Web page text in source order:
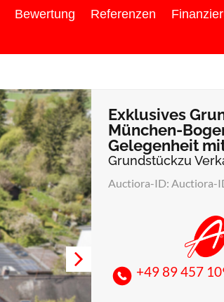
Bewertung Referenzen
Exklusives
München-
Gelegenheit
Grundstückzu
Auctiora-ID: Auctiora-
+49 89 457